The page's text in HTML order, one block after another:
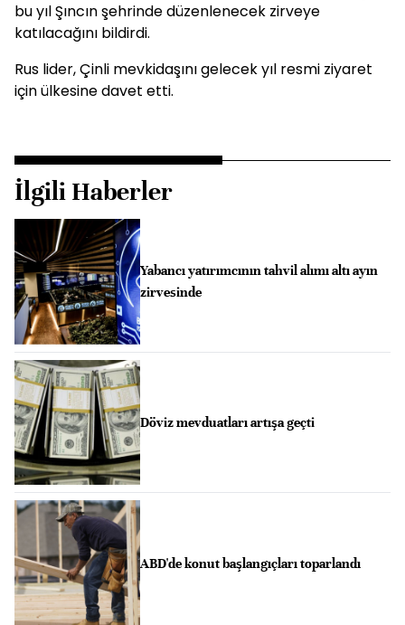
bu yıl Şıncın şehrinde düzenlenecek zirveye
katılacağını bildirdi.
Rus lider, Çinli mevkidaşını gelecek yıl resmi ziyaret
için ülkesine davet etti.
İlgili Haberler
Yabancı yatırımcının tahvil alımı altı ayın
zirvesinde
Döviz mevduatları artışa geçti
ABD'de konut başlangıçları toparlandı